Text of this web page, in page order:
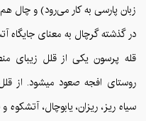
زبان پارسی به کار می‌رود) و چال
در گذشته گرچال به معنای جایگاه
قله پرسون یکی از قلل زیبای
روستای افجه صعود میشود. از
سیاه ریز، ریزان، یابوچال،